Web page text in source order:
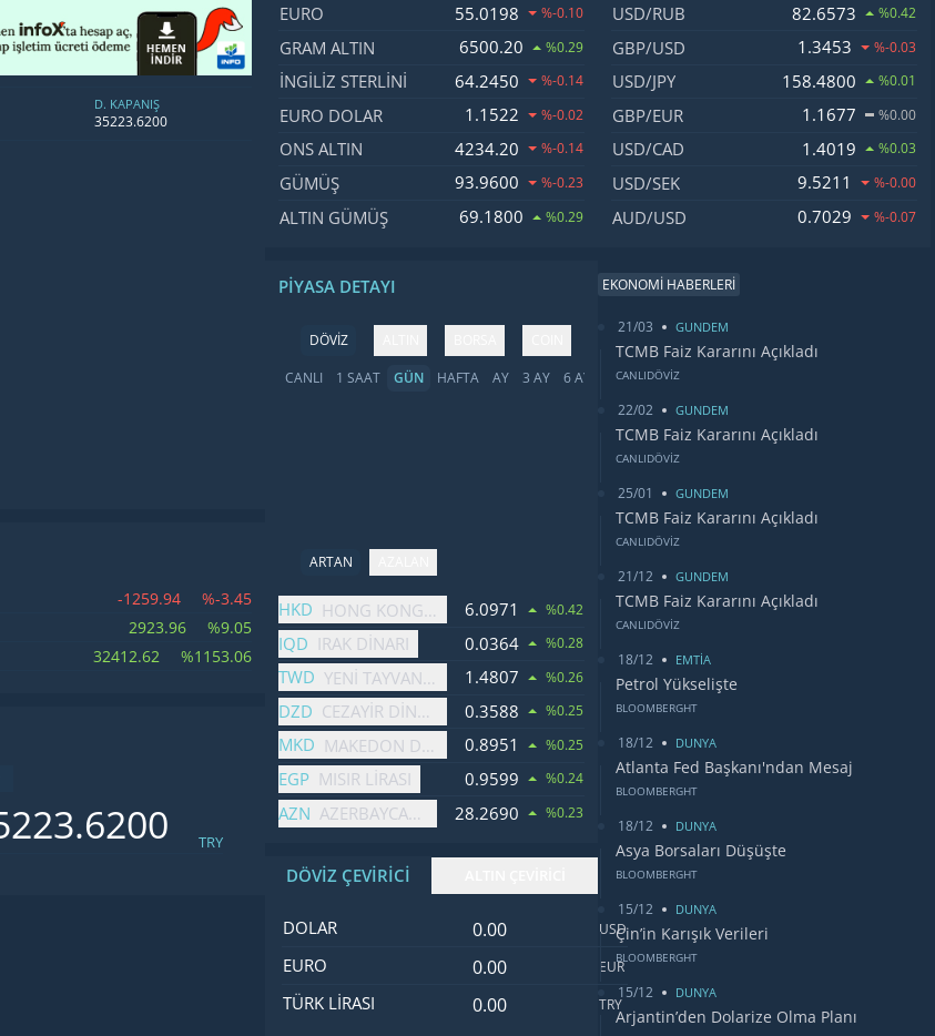
D. KAPANIŞ
35223.6200
-1259.94
%-3.45
2923.96
%9.05
32412.62 %1153.06
TRY
EURO 55.0198 %-0.10
GRAM ALTIN 6500.20 %0.29
İNGILIZ STERLINI 64.2450 %-0.14
EURO DOLAR 1.1522 %-0.02
ONS ALTIN 4234.20 %-0.14
GÜMÜŞ 93.9600 %-0.23
ALTIN GÜMÜŞ 69.1800 %0.29
PIYASA DETAYI
DÖVİZ
CANLI
1 SAAT GÜN HAFTA AY 3 AY 6 AY YIL 5 YIL TÜMÜ
ARTAN
İsim Fiyat Değişim
HKD HONG KONG DOLARI6.0971 %0.42
IQD IRAK DINARI 0.0364 %0.28
TWD YENI TAYVAN DOLARI1.4807 %0.26
DZD CEZAYIR DINARI 0.3588 %0.25
MKD MAKEDON DINARI 0.8951 %0.25
EGP MISIR LIRASI 0.9599 %0.24
AZN AZERBAYCAN MANATI28.2690 %0.23
DÖVİZ ÇEVİRİCİ
İsimDeğer
DOLAR Dolar değeri USD
EURO Euro değeri EUR
TÜRK LIRASI Türk Lirası değeri
TRY
USD/RUB 82.6573 %0.42
GBP/USD 1.3453 %-0.03
USD/JPY 158.4800 %0.01
GBP/EUR 1.1677 %0.00
USD/CAD 1.4019 %0.03
USD/SEK 9.5211 %-0.00
AUD/USD 0.7029 %-0.07
EKONOMİ HABERLERİ
21/03 GUNDEM
TCMB Faiz Kararını Açıkladı
CANLIDÖVİZ
22/02 GUNDEM
TCMB Faiz Kararını Açıkladı
CANLIDÖVİZ
25/01 GUNDEM
TCMB Faiz Kararını Açıkladı
CANLIDÖVİZ
21/12 GUNDEM
TCMB Faiz Kararını Açıkladı
CANLIDÖVİZ
18/12 EMTİA
Petrol Yükselişte
BLOOMBERGHT
18/12 DUNYA
Atlanta Fed Başkanı'ndan Mesaj
BLOOMBERGHT
18/12 DUNYA
Asya Borsaları Düşüşte
BLOOMBERGHT
15/12 DUNYA
Çin’in Karışık Verileri
BLOOMBERGHT
15/12 DUNYA
Arjantin’den Dolarize Olma Planı